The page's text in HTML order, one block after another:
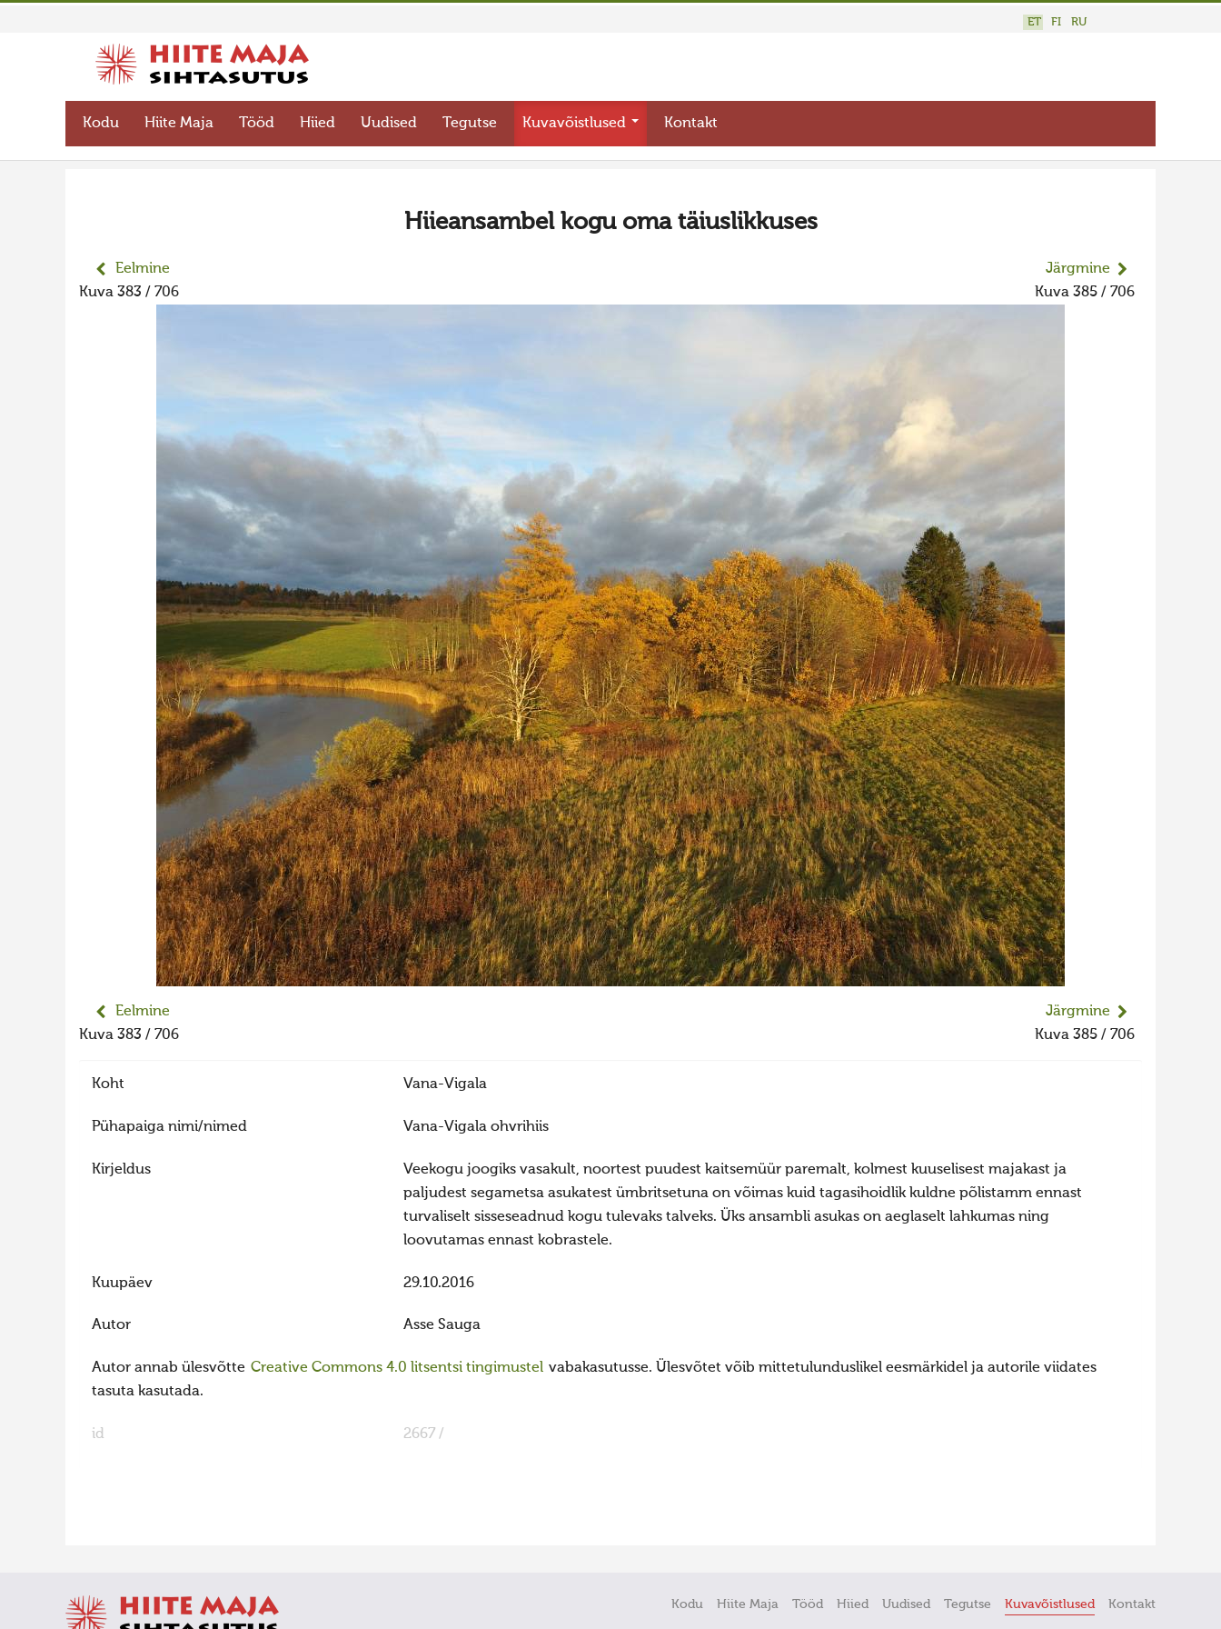
ET FI RU
Kodu Hiite Maja Tööd Hiied Uudised Tegutse Kuvavõistlused Kontakt
Hiieansambel kogu oma täiuslikkuses
Eelmine
Kuva 383 / 706
Järgmine
Kuva 385 / 706
Eelmine
Kuva 383 / 706
Järgmine
Kuva 385 / 706
Koht Vana-Vigala
Pühapaiga nimi/nimed Vana-Vigala ohvrihiis
Kirjeldus
Veekogu joogiks vasakult, noortest puudest kaitsemüür paremalt, kolmest kuuselisest majakast ja
paljudest segametsa asukatest ümbritsetuna on võimas kuid tagasihoidlik kuldne põlistamm ennast
turvaliselt sisseseadnud kogu tulevaks talveks. Üks ansambli asukas on aeglaselt lahkumas ning
loovutamas ennast kobrastele.
Kuupäev 29.10.2016
Autor Asse Sauga
Autor annab ülesvõtte Creative Commons 4.0 litsentsi tingimustel vabakasutusse. Ülesvõtet võib mittetulunduslikel eesmärkidel ja autorile viidates
tasuta kasutada.
id 2667 /
Kodu Hiite Maja Tööd Hiied Uudised Tegutse Kuvavõistlused Kontakt